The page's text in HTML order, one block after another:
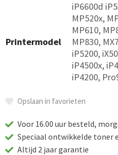
Printermodel
iP6600d
MP520x,
MP610,
MP830,
iP5200,
iP4500x,
iP4200,
Opslaan in favorieten
Voor 16.00 uur besteld,
Speciaal ontwikkelde toner
Altijd 2 jaar garantie